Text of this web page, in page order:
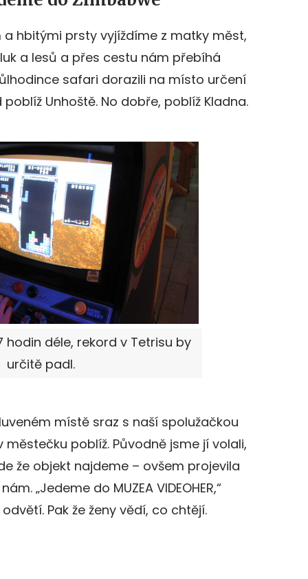
hbitými prsty vyjíždíme z matky měst,
a lesů a přes cestu nám přebíhá
safari dorazili na místo určení
Unhoště. No dobře, poblíž Kladna.
hodin déle, rekord v Tetrisu by
určitě padl.
místě sraz s naší spolužačkou
poblíž. Původně jsme jí volali,
že objekt najdeme – ovšem projevila
„Jedeme do MUZEA VIDEOHER,“
Pak že ženy vědí, co chtějí.